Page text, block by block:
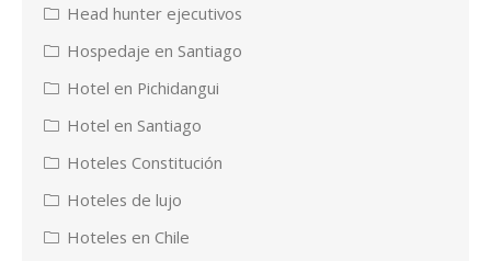
Head hunter ejecutivos
Hospedaje en Santiago
Hotel en Pichidangui
Hotel en Santiago
Hoteles Constitución
Hoteles de lujo
Hoteles en Chile